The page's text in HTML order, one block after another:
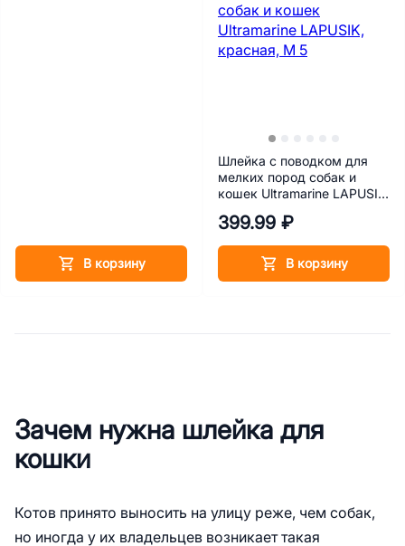
В корзину
Шлейка с поводком для
мелких пород собак и
кошек Ultramarine LAPUSIK,
399.99 ₽
В корзину
Зачем нужна шлейка для
кошки
Котов принято выносить на улицу реже, чем собак,
но иногда у их владельцев возникает такая